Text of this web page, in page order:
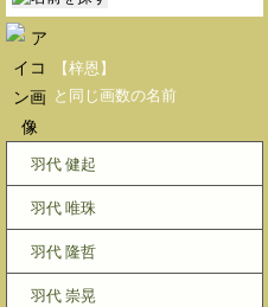
【梓恩】
と同じ画数の名前
羽代 健起
羽代 唯珠
羽代 隆哲
羽代 崇晃